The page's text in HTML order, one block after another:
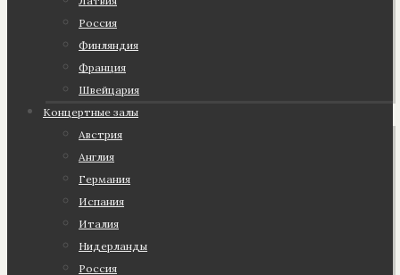
Россия
Финляндия
Франция
Швейцария
Концертные залы
Австрия
Англия
Германия
Испания
Италия
Нидерланды
Россия